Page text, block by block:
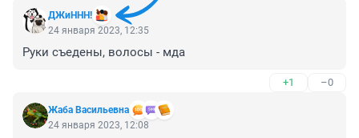
ДЖиННН!
24 января 2023, 12:35
Руки съедены, волосы - мда
+1 –0
Жаба Васильевна
24 января 2023, 12:08